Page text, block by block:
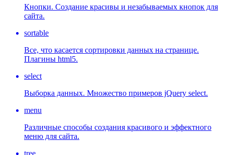
Кнопки. Создание красивы и незабываемых кнопок для
сайта.
sortable
Все, что касается сортировки данных на странице.
Плагины html5.
select
Выборка данных. Множество примеров jQuery select.
menu
Различные способы создания красивого и эффектного
меню для сайта.
tree